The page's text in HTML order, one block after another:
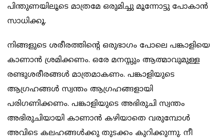
പിന്തുണയിലൂടെ മാത്രമേ ഒരുമിച്ചു മൂന്നോട്ടു പോകാൻ
സാധിക്കൂ.
നിങ്ങളുടെ ശരീരത്തിന്റെ ഒരുഭാഗം പോലെ പങ്കാളിയെ
കാണാൻ ശ്രമിക്കണം. ഒരേ മനസ്സും ആത്മാവുമുള്ള
രണ്ടുശരീരങ്ങൾ മാത്രമാകണം. പങ്കാളിയുടെ
ആഗ്രഹങ്ങൾ സ്വന്തം ആഗ്രഹങ്ങളായി
പരിഗണിക്കണം. പങ്കാളിയുടെ അഭിരുചി സ്വന്തം
അഭിരുചിയായി കാണാൻ കഴിയാതെ വരുമ്പോൾ
അവിടെ കലഹങ്ങൾക്കു തുടക്കം കുറിക്കുന്നു. നീ